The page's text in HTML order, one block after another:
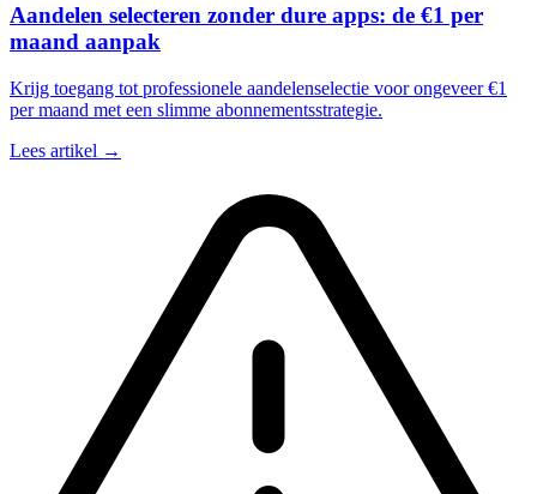
Aandelen selecteren zonder dure apps: de €1 per
maand aanpak
Krijg toegang tot professionele aandelenselectie voor ongeveer €1
per maand met een slimme abonnementsstrategie.
Lees artikel →